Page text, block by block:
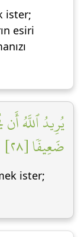
ister;
esiri
يُرِيدُ ٱللَّهُ
ضَعِيفٗا [٢٨]
ister;